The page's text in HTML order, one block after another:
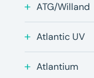
ATG/Willand
Atlantic UV
Atlantium